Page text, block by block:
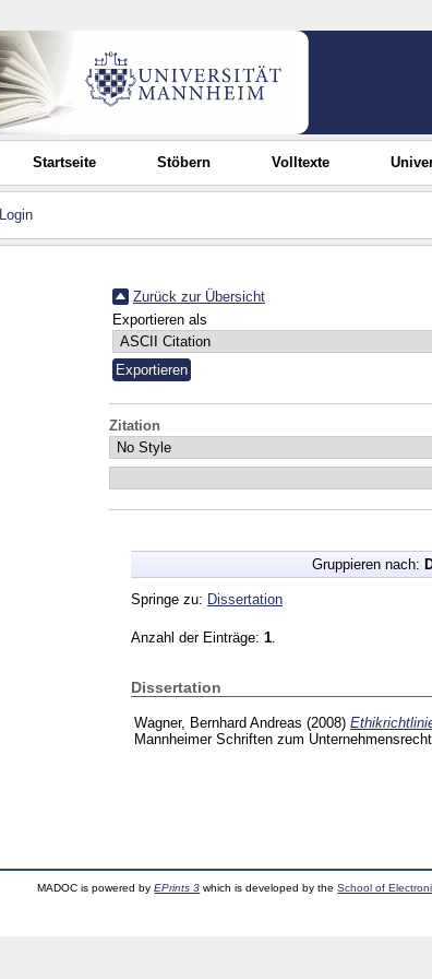
Startseite Stöbern Volltexte
Login
Zurück zur Übersicht
Exportieren als
Zitation
Gruppieren nach:
Springe zu: Dissertation
Anzahl der Einträge: 1
Dissertation
Wagner, Bernhard Andreas (2008)
Mannheimer Schriften zum
MADOC is powered byEPrints 3 which is developed by theSchool of